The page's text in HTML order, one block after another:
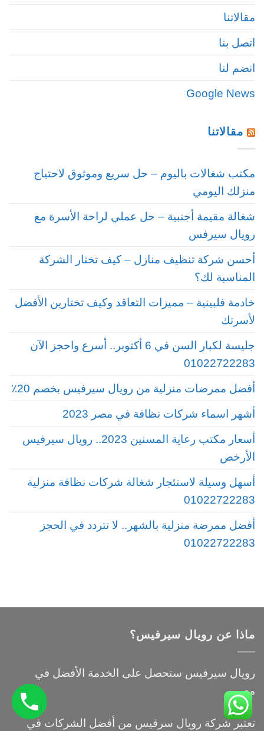
مقالاتنا
اتصل بنا
انضم لنا
Google News
مقالاتنا
مكتب شغالات باليوم – حل سريع وموثوق لاحتياج
منزلك اليومي
شغالة مقيمة أجنبية – حل عملي لراحة الأسرة مع
رويال سيرفس
أحسن شركة تنظيف منازل – كيف تختار الشركة
المناسبة لك؟
خادمة فلبينية – مميزات التعاقد وكيف تختارين الأفضل
لأسرتك
جليسة لكبار السن في 6 أكتوبر.. أسرع واحجز الآن
01022722283
أفضل ممرضات منزلية من رويال سيرفيس بخصم 20٪
أشهر اسماء شركات نظافة في مصر 2023
أسعار مكتب رعاية المسنين 2023.. رويال سيرفيس
الأرخص
أسهل وسيلة لاستئجار شغالة شركات نظافة منزلية
01022722283
أفضل ممرضة منزلية بالشهر.. لا تتردد في الحجز
01022722283
ماذا عن رويال سيرفيس؟
رويال سيرفيس ستحصل على الخدمة الأفضل في
مصر.
تعتبر شركة رويال سرفيس من أفضل الشركات في